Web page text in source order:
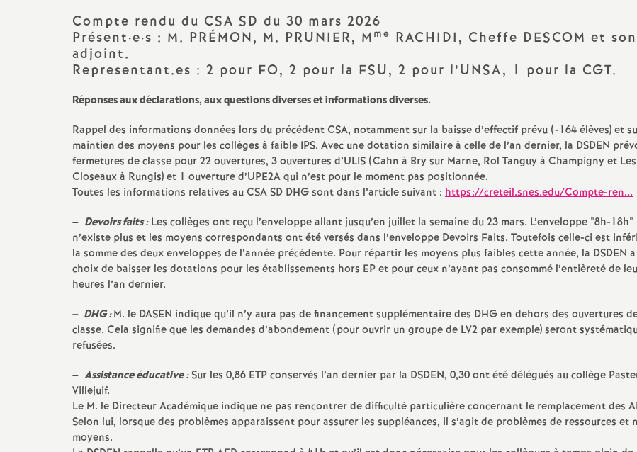
t
i
o
n
a
l
d
e
s
E
n
s
Assistants d’éducation
AESH
congés, disponibilités, temps
partiels
rémunérations
action sociale
fin de carrière et retraite
Compte rendu du CSA SD du 30 mars 2026
Présent·e·s : M. PRÉMON, M. PRUNIER, M me RACHIDI, Cheffe DESCOM et son
adjoint.
Representant.es : 2 pour FO, 2 pour la FSU, 2 pour l’UNSA, 1 pour la CGT.
Réponses aux déclarations, aux questions diverses et informations diverses.
Rappel des informations données lors du précédentCSA, notamment sur la baisse d’effectif prévu (-164 élèves) et
maintien des moyens pour les collèges à faible IPS. Avec une dotation similaire à celle de l’an dernier, la DSDEN
fermetures de classe pour 22 ouvertures, 3 ouvertures d’ULIS (Cahn à Bry sur Marne, Rol Tanguy à Champigny et Les
Closeaux à Rungis) et 1 ouverture d’UPE2Aqui n’est pour le moment pas positionnée.
Toutes les informations relatives auCSASD DHGsont dans l’article suivant : https://creteil.snes.edu/Compte-ren...
– Devoirs faits : Les collèges ont reçu l’enveloppe allant jusqu’en juillet la semaine du 23 mars. L’enveloppe "8h-18h"
n’existe plus et les moyens correspondants ont été versés dans l’enveloppe Devoirs Faits. Toutefois celle-ci est
la somme des deux enveloppes de l’année précédente. Pour répartir les moyens plus faibles cette année, la DSDEN
choix de baisser les dotations pour les établissements hors EPet pour ceux n’ayant pas consommé l’entièreté de
heures l’an dernier.
– DHG:M. le DASEN indique qu’il n’y aura pas de financement supplémentaire des DHGen dehors des ouvertures
classe. Cela signifie que les demandes d’abondement (pour ouvrir un groupe de LV2 par exemple) seront
refusées.
– Assistance éducative :Sur les 0,86 ETPconservés l’an dernier par la DSDEN, 0,30 ont été délégués au collège
Villejuif.
Le M. le Directeur Académique indique ne pas rencontrer de difficulté particulière concernant le remplacement des
Selon lui, lorsque des problèmes apparaissent pour assurer les suppléances, il s’agit de problèmes de ressources et
moyens.